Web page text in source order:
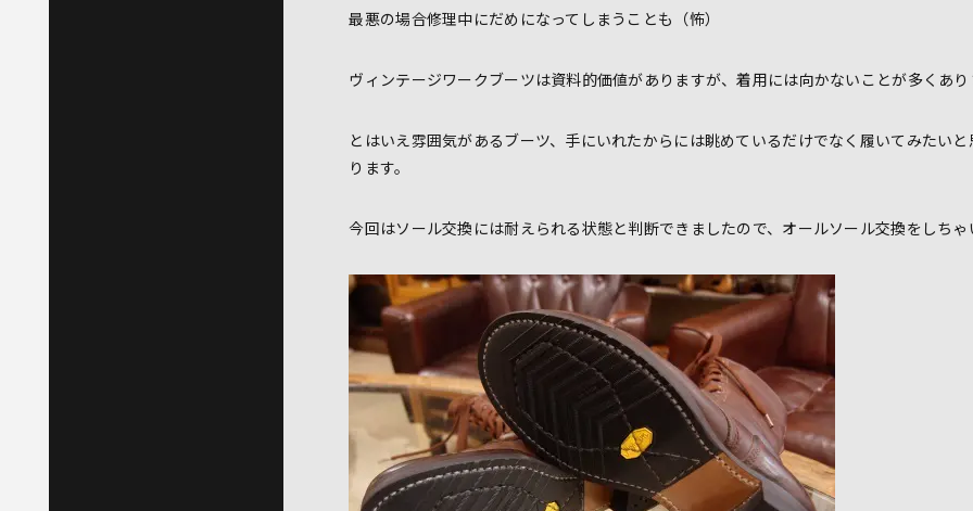
最悪の場合修理中にだめになってしまうことも（怖）
ヴィンテージワークブーツは資料的価値がありますが、着用には向かないことが多くあり
とはいえ雰囲気があるブーツ、手にいれたからには眺めているだけでなく履いてみたい
ります。
今回はソール交換には耐えられる状態と判断できましたので、オールソール交換をしち